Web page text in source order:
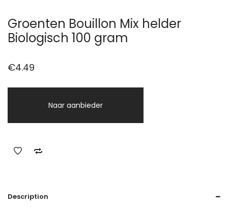
Groenten Bouillon Mix helder
Biologisch 100 gram
€4.49
Naar aanbieder
Description